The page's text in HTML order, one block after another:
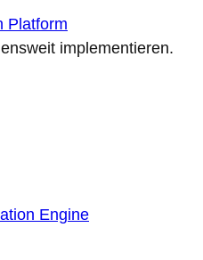
Platform
implementieren.
Engine